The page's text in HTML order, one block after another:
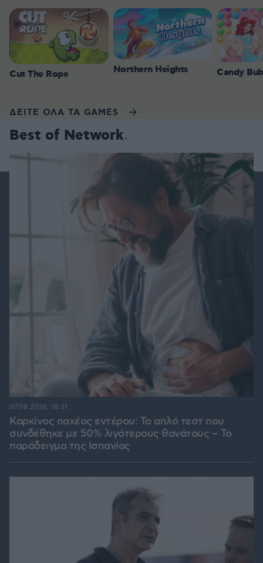
Cut The Rope Northern Heights Candy
ΔΕΙΤΕ ΟΛΑ ΤΑ GAMES
Best of Network
Καρκίνος παχέος εντέρου: Το απλό τεστ που
συνδέθηκε με 50% λιγότερους θανάτους – Το
παράδειγμα της Ισπανίας
07.08.2026, 18:31